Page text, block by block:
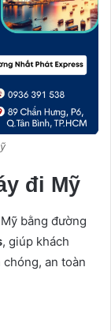
đi Mỹ
bằng đường
, giúp khách
an toàn